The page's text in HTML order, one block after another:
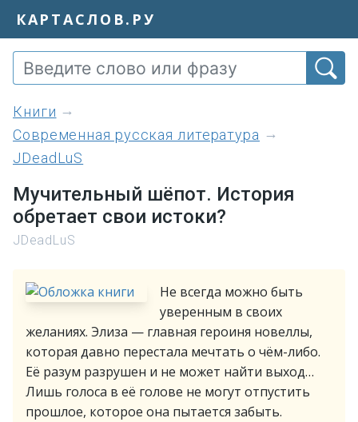
КАРТАСЛОВ.РУ
книги
Современная русская литература
JDeadLuS
Мучительный шёпот. История
обретает свои истоки?
JDeadLuS
Не всегда можно быть
уверенным в своих
желаниях. Элиза — главная героиня новеллы,
которая давно перестала мечтать о чём-либо.
Её разум разрушен и не может найти выход…
Лишь голоса в её голове не могут отпустить
прошлое, которое она пытается забыть.